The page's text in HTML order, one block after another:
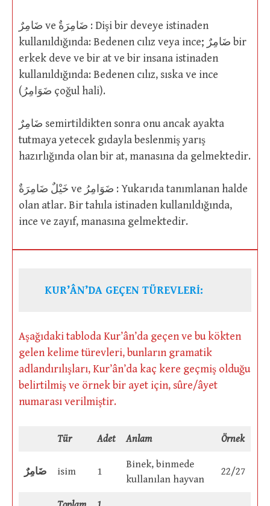
ضَامِرٌ ve ضَامِرَةٌ : Dişi bir deveye istinaden
kullanıldığında: Bedenen cılız veya ince; ضَامِرٌ bir
erkek deve ve bir at ve bir insana istinaden
kullanıldığında: Bedenen cılız, sıska ve ince
(ضَوَامِرُ çoğul hali).
ضَامِرٌ semirtildikten sonra onu ancak ayakta
tutmaya yetecek gıdayla beslenmiş yarış
hazırlığında olan bir at, manasına da gelmektedir.
خَيْلٌ ضَامِرَةٌ ve ضَوَامِرُ : Yukarıda tanımlanan halde
olan atlar. Bir tahıla istinaden kullanıldığında,
ince ve zayıf, manasına gelmektedir.
KUR’ÂN’DA GEÇEN TÜREVLERİ:
Aşağıdaki tabloda Kur’ân’da geçen ve bu kökten
gelen kelime türevleri, bunların gramatik
adlandırılışları, Kur’ân’da kaç kere geçmiş olduğu
belirtilmiş ve örnek bir ayet için, sûre/âyet
numarası verilmiştir.
Tür Adet Anlam Örnek
ضَامِرٌ isim 1
Binek, binmede
kullanılan hayvan
22/27